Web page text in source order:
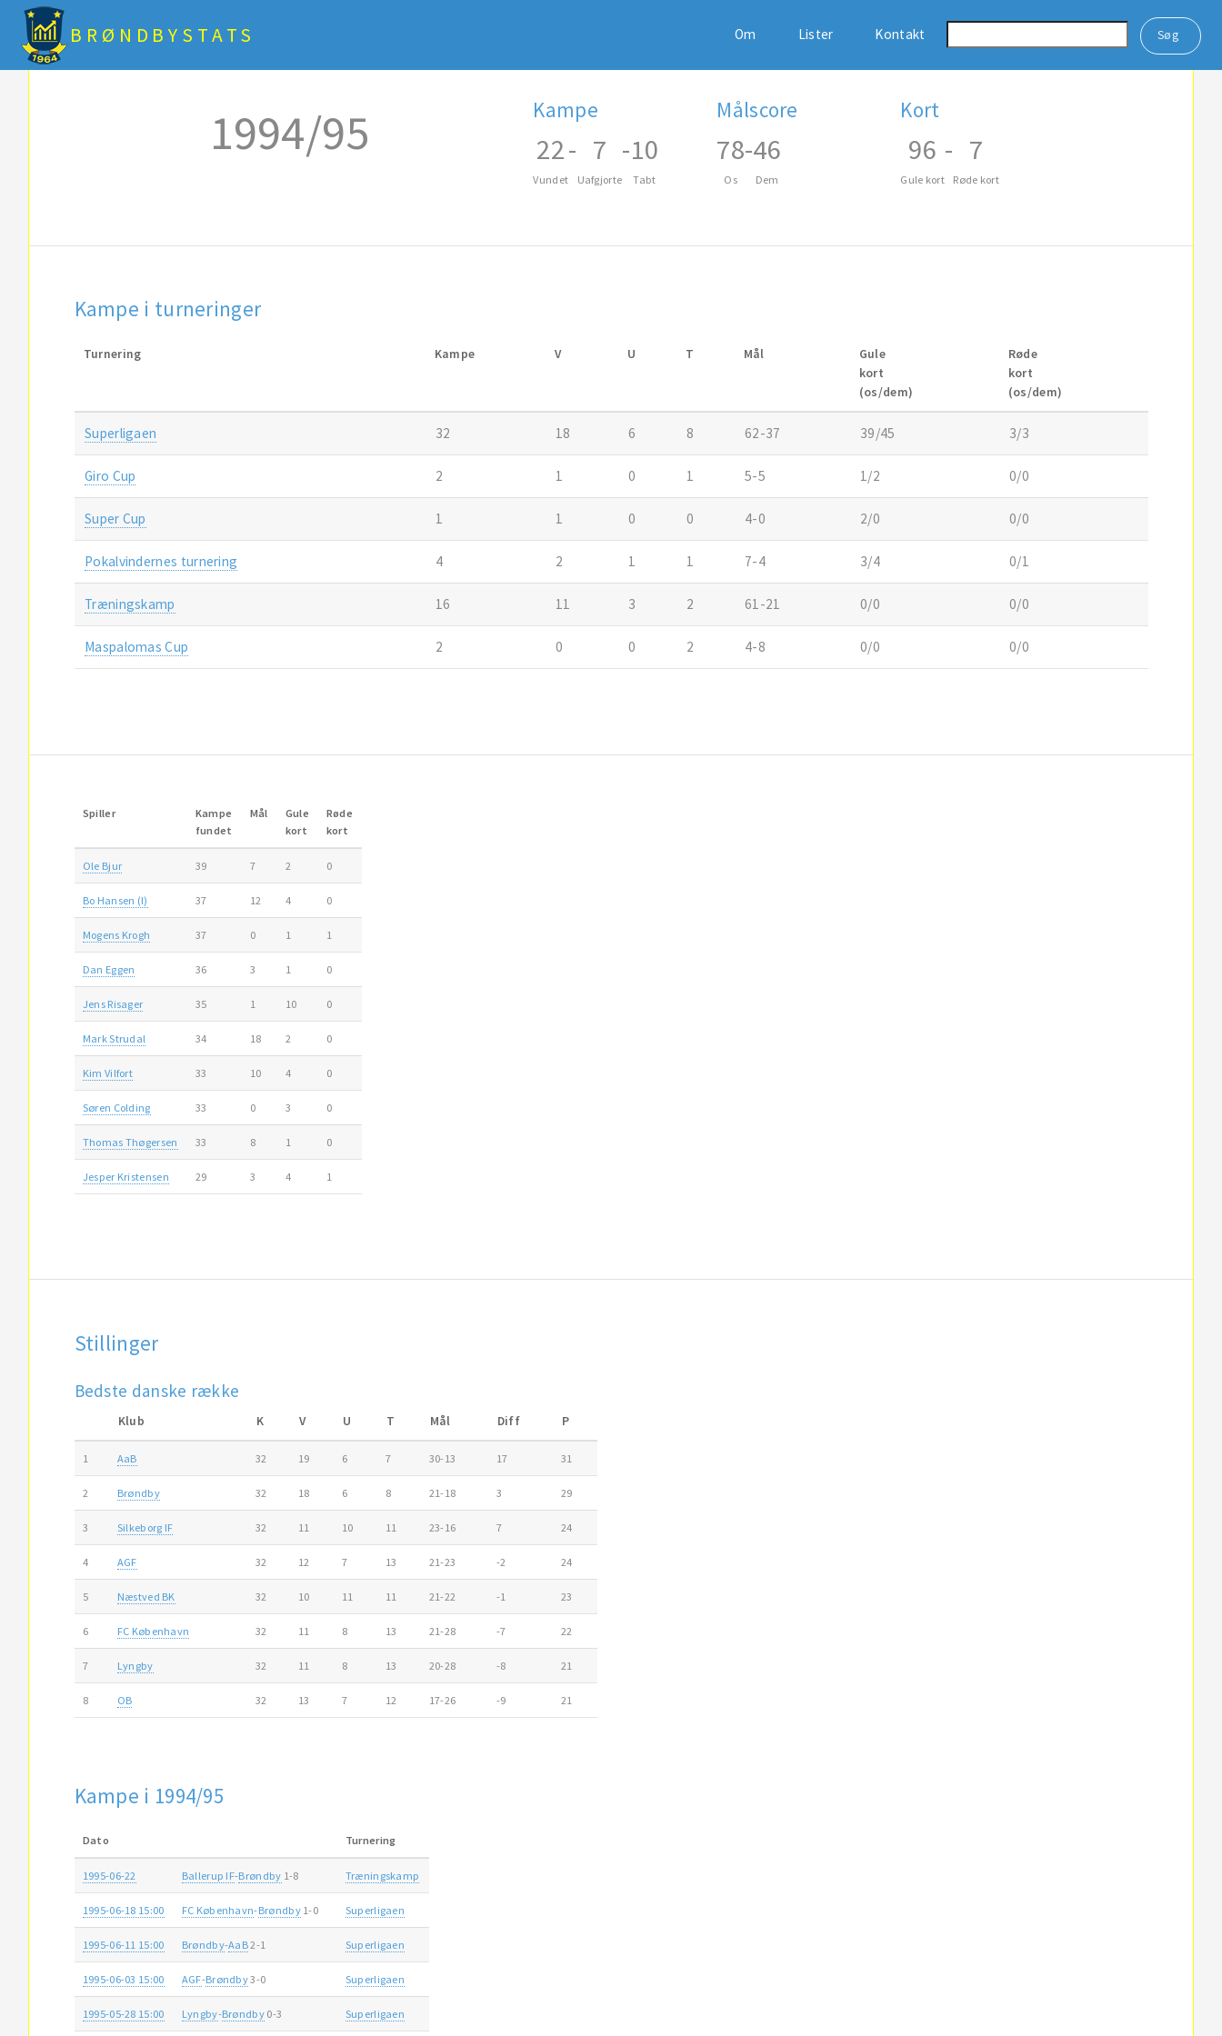
BRØNDBYSTATS Om Lister Kontakt
1994/95 Kampe
22
Vundet
- 7
Uafgjorte
-10
Tabt
Målscore
78
Os
-46
Dem
Kort
96
Gule kort
- 7
Røde kort
Kampe i turneringer
Turnering Kampe V U T Mål
Gule
kort
(os/dem)
Røde
kort
(os/dem)
Superligaen 32 18 6 8 62-37 39/45 3/3
Giro Cup 2 1 0 1 5-5 1/2 0/0
Super Cup 1 1 0 0 4-0 2/0 0/0
Pokalvindernes turnering 4 2 1 1 7-4 3/4 0/1
Træningskamp 16 11 3 2 61-21 0/0 0/0
Maspalomas Cup 2 0 0 2 4-8 0/0 0/0
Spiller
Kampe
fundet
Mål
Gule
kort
Røde
kort
Ole Bjur 39 7 2 0
Bo Hansen (I) 37 12 4 0
Mogens Krogh 37 0 1 1
Dan Eggen 36 3 1 0
Jens Risager 35 1 10 0
Mark Strudal 34 18 2 0
Kim Vilfort 33 10 4 0
Søren Colding 33 0 3 0
Thomas Thøgersen 33 8 1 0
Jesper Kristensen 29 3 4 1
Stillinger
Bedste danske række
Klub K V U T Mål Diff P
1 AaB 32 19 6 7 30-13 17 31
2 Brøndby 32 18 6 8 21-18 3 29
3 Silkeborg IF 32 11 10 11 23-16 7 24
4 AGF 32 12 7 13 21-23 -2 24
5 Næstved BK 32 10 11 11 21-22 -1 23
6 FC København 32 11 8 13 21-28 -7 22
7 Lyngby 32 11 8 13 20-28 -8 21
8 OB 32 13 7 12 17-26 -9 21
Kampe i 1994/95
Dato Turnering
1995-06-22 Ballerup IF-Brøndby 1-8 Træningskamp
1995-06-18 15:00 FC København-Brøndby1-0 Superligaen
1995-06-11 15:00 Brøndby-AaB2-1 Superligaen
1995-06-03 15:00 AGF-Brøndby3-0 Superligaen
1995-05-28 15:00 Lyngby-Brøndby 0-3 Superligaen